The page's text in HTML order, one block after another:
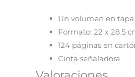
Un volumen en
Formato: 22 x 28.5
124 páginas en
Cinta señaladora